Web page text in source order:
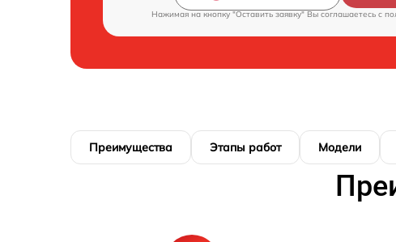
Нажимая на кнопку "Оставить заявку" Вы соглашаетесь c
Преимущества Этапы работ Модели